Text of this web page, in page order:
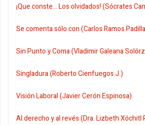
¡Que conste... Los olvidados! (Sócrates
Se comenta sólo con (Carlos Ramos
Sin Punto y Coma (Vladimir Galeana
Singladura (Roberto Cienfuegos J.)
Visión Laboral (Javier Cerón Espinosa)
Al derecho y al revés (Dra. Lizbeth Xóchitl